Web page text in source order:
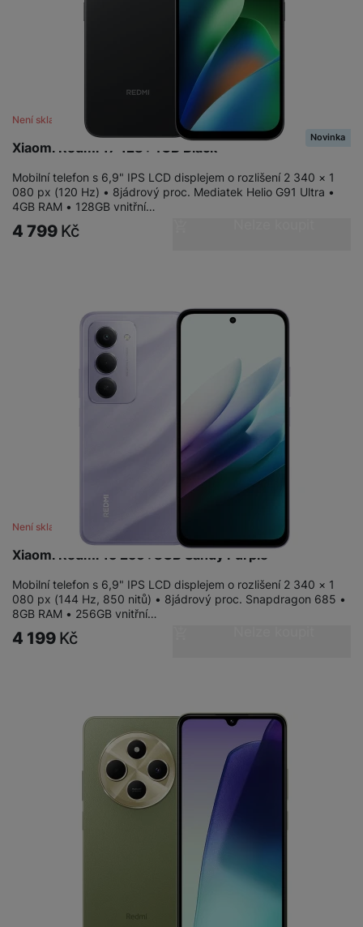
Xiaomi Redmi 17 128+4GB Black
Není skladem
Novinka
Mobilní telefon s 6,9" IPS LCD displejem o rozlišení 2 340 × 1
080 px (120 Hz) • 8jádrový proc. Mediatek Helio G91 Ultra •
4GB RAM • 128GB vnitřní…
4 799 Kč
Xiaomi Redmi 15 256+8GB Sandy Purple
Není skladem
Mobilní telefon s 6,9" IPS LCD displejem o rozlišení 2 340 × 1
080 px (144 Hz, 850 nitů) • 8jádrový proc. Snapdragon 685 •
8GB RAM • 256GB vnitřní…
4 199 Kč